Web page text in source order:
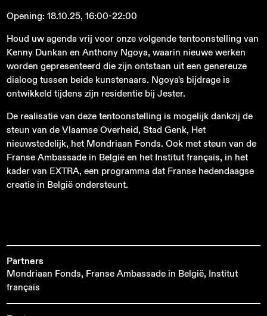
Opening: 18.10.25, 16:00-22:00
Houd uw agenda vrij voor onze volgende tentoonstelling van
Kenny Dunkan en Anthony Ngoya, waarin nieuwe werken
worden gepresenteerd die zijn ontstaan uit een genereuze
dialoog tussen beide kunstenaars. Ngoya's bijdrage is
ontwikkeld tijdens zijn residentie bij Jester.
De realisatie van deze tentoonstelling is mogelijk dankzij de
steun van de Vlaamse Overheid, Stad Genk, Het
nieuwstedelijk, het Mondriaan Fonds. Ook met steun van de
Franse Ambassade in België en het Institut français, in het
kader van EXTRA, een programma dat Franse hedendaagse
creatie in België ondersteunt. ‍
Partners
Mondriaan Fonds, Franse Ambassade in België, Institut
français